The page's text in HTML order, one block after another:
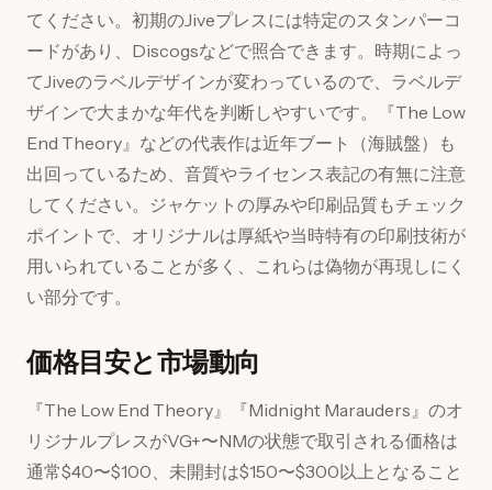
てください。初期のJiveプレスには特定のスタンパーコ
ードがあり、Discogsなどで照合できます。時期によっ
てJiveのラベルデザインが変わっているので、ラベルデ
ザインで大まかな年代を判断しやすいです。『The Low
End Theory』などの代表作は近年ブート（海賊盤）も
出回っているため、音質やライセンス表記の有無に注意
してください。ジャケットの厚みや印刷品質もチェック
ポイントで、オリジナルは厚紙や当時特有の印刷技術が
用いられていることが多く、これらは偽物が再現しにく
い部分です。
価格目安と市場動向
『The Low End Theory』『Midnight Marauders』のオ
リジナルプレスがVG+〜NMの状態で取引される価格は
通常$40〜$100、未開封は$150〜$300以上となること